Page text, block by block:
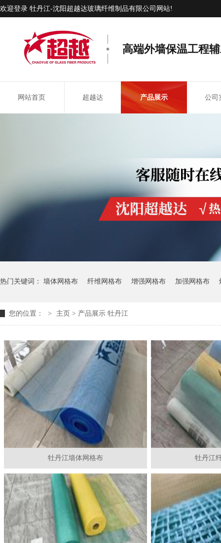
欢迎登录 牡丹江-沈阳超越达玻璃纤维制品有限公司网站!
高端外墙保温工程
网站首页 超越达 产品展示 公司
热门关键词： 墙体网格布 纤维网格布 增强网格布 加强网格布
您的位置： > 主页 > 产品展示 牡丹江
牡丹江墙体网格布 牡丹江